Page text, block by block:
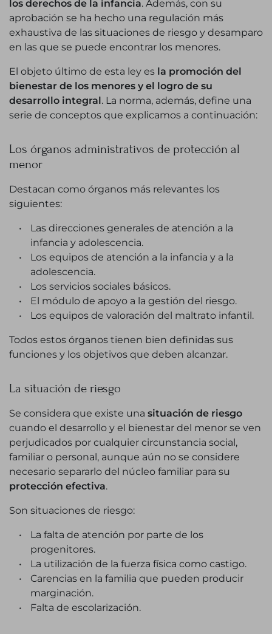
los derechos de la infancia. Además, con su
aprobación se ha hecho una regulación más
exhaustiva de las situaciones de riesgo y desamparo
en las que se puede encontrar los menores.
El objeto último de esta ley es la promoción del
bienestar de los menores y el logro de su
desarrollo integral . La norma, además, define una
serie de conceptos que explicamos a continuación:
Los órganos administrativos de protección al
menor
Destacan como órganos más relevantes los
siguientes:
Las direcciones generales de atención a la
infancia y adolescencia.
Los equipos de atención a la infancia y a la
adolescencia.
Los servicios sociales básicos.
El módulo de apoyo a la gestión del riesgo.
Los equipos de valoración del maltrato infantil.
Todos estos órganos tienen bien definidas sus
funciones y los objetivos que deben alcanzar.
La situación de riesgo
Se considera que existe una situación de riesgo
cuando el desarrollo y el bienestar del menor se ven
perjudicados por cualquier circunstancia social,
familiar o personal, aunque aún no se considere
necesario separarlo del núcleo familiar para su
protección efectiva.
Son situaciones de riesgo:
La falta de atención por parte de los
progenitores.
La utilización de la fuerza física como castigo.
Carencias en la familia que pueden producir
marginación.
Falta de escolarización.